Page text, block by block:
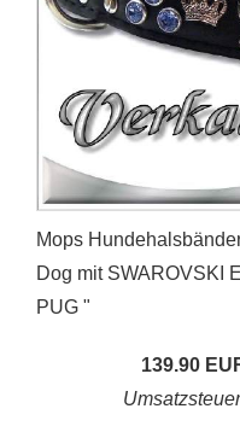
Mops
Dog mit SWAROVSKI
PUG "
139.90